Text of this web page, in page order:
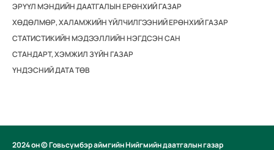
ЭРҮҮЛ МЭНДИЙН ДААТГАЛЫН ЕРӨНХИЙ ГАЗАР
ХӨДӨЛМӨР, ХАЛАМЖИЙН ҮЙЛЧИЛГЭЭНИЙ ЕРӨНХИЙ ГАЗАР
СТАТИСТИКИЙН МЭДЭЭЛЛИЙН НЭГДСЭН САН
СТАНДАРТ, ХЭМЖИЛ ЗҮЙН ГАЗАР
ҮНДЭСНИЙ ДАТА ТӨВ
2024 он © Говьсүмбэр аймгийн Нийгмийн даатгалын газар